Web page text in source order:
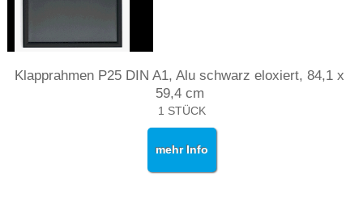
Klapprahmen P25 DIN A1, Alu schwarz eloxiert, 84,1 x
59,4 cm
1 STÜCK
mehr Info